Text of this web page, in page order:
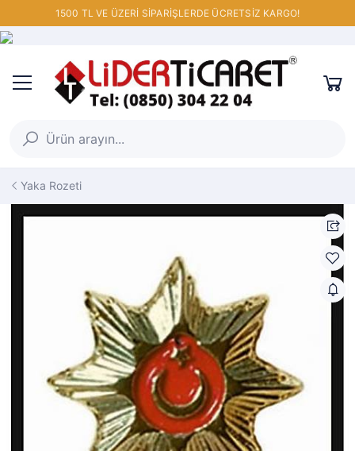
1500 TL VE ÜZERİ SİPARİŞLERDE ÜCRETSİZ KARGO!
Yaka Rozeti